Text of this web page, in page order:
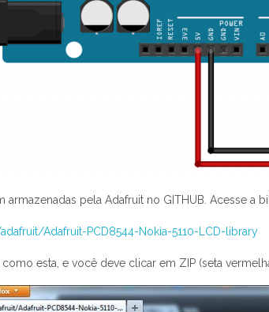
armazenadas pela Adafruit no GITHUB. Acesse a
Adafruit-PCD8544-Nokia-5110-LCD-library
esta, e você deve clicar em ZIP (seta